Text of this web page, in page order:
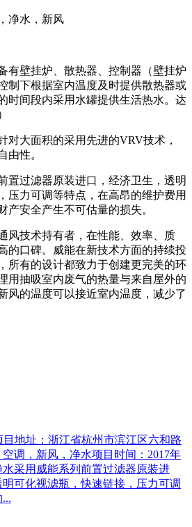
净水，新风
有壁挂炉、散热器、控制器（壁挂炉
制下根据室内温度及时提供散热器或
时间段内采用水罐提供生活热水。达
对大面积的采用先进的VRV技术，
由性。
置过滤器原装进口，经济卫生，透明
压力可调等特点，在高昂的维护费用
产安全产生不可估量的损失。
风技术持有者，在性能、效率、质
的口碑。威能在新技术方面的持续投
所有的设计都致力于创建更完美的环
用抽吸室内废气的热量与来自屋外的
风的温度可以接近室内温度，减少了
地址：浙江省杭州市滨江区六和路
调，新风，净水项目时间：2017年
采用威能系列前置过滤器原装进
可化视滤瓶，快速链接，压力可调